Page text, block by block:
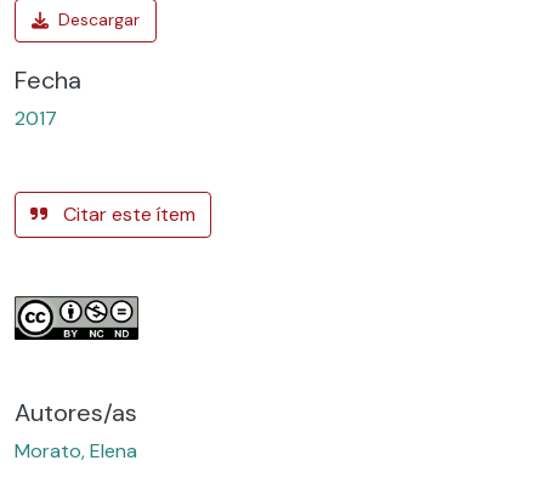
Fecha
2017
Citar este ítem
Autores/as
Morato, Elena